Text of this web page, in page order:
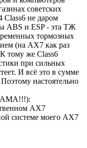
советских
Class6 не даром
ABS и ESP - эта ТЖ
тормозных
(на AX7 как раз
тому же Class6
при сильных
И всё это в сумме
настоятельно
AX7
системе моего AX7